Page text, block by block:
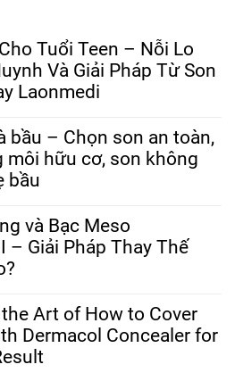
Tuổi Teen – Nỗi Lo
Và Giải Pháp Từ Son
Laonmedi
bầu – Chọn son an toàn,
môi hữu cơ, son không
bầu
và Bạc Meso
– Giải Pháp Thay Thế
Art of How to Cover
Dermacol Concealer for